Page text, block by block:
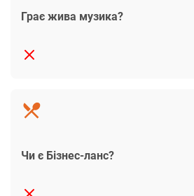
Грає жива музика?
Чи є Бізнес-ланс?